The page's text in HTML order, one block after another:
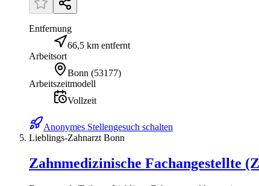
Entfernung
66,5 km entfernt
Arbeitsort
Bonn (53177)
Arbeitszeitmodell
Vollzeit
Anonymes Stellengesuch schalten
Lieblings-Zahnarzt Bonn
Zahnmedizinische Fachangestellte